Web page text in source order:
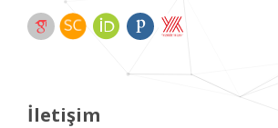
İletişim